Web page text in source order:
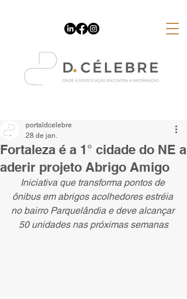
Fortaleza é a 1° cidade do NE a
aderir projeto Abrigo Amigo
portaldcelebre
28 de jan.
Iniciativa que transforma pontos de
ônibus em abrigos acolhedores estréia
no bairro Parquelândia e deve alcançar
50 unidades nas próximas semanas